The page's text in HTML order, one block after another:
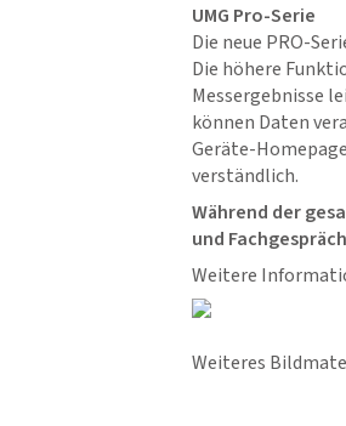
UMG Pro-Serie
Die neue PRO-
Die höhere
Messergebnisse
können Daten
Geräte-
verständlich.
Während der
und
Weitere
Weiteres